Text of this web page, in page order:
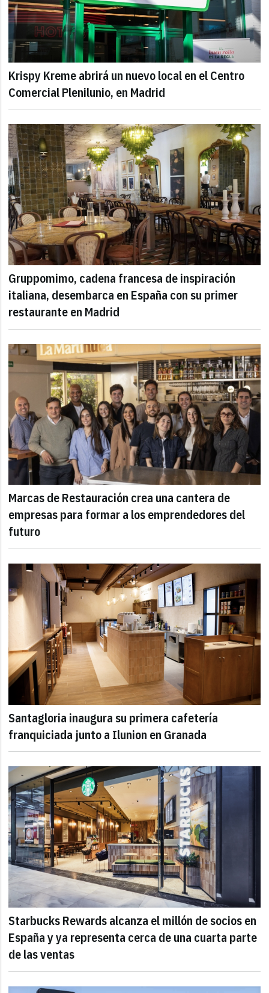
Krispy Kreme abrirá un nuevo local en el Centro
Comercial Plenilunio, en Madrid
Gruppomimo, cadena francesa de inspiración
italiana, desembarca en España con su primer
restaurante en Madrid
Marcas de Restauración crea una cantera de
empresas para formar a los emprendedores del
futuro
Santagloria inaugura su primera cafetería
franquiciada junto a Ilunion en Granada
Starbucks Rewards alcanza el millón de socios en
España y ya representa cerca de una cuarta parte
de las ventas